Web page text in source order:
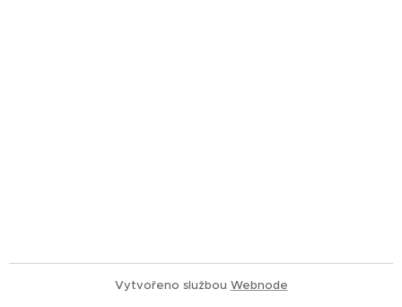
Vytvořeno službou Webnode